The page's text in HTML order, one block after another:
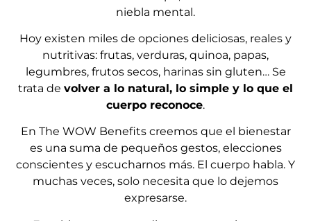
niebla mental.
Hoy existen miles de opciones deliciosas, reales y
nutritivas: frutas, verduras, quinoa, papas,
legumbres, frutos secos, harinas sin gluten… Se
trata de volver a lo natural, lo simple y lo que el
cuerpo reconoce.
En The WOW Benefits creemos que el bienestar
es una suma de pequeños gestos, elecciones
conscientes y escucharnos más. El cuerpo habla. Y
muchas veces, solo necesita que lo dejemos
expresarse.